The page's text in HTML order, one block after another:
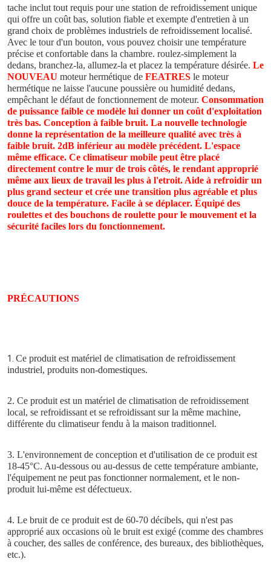
tache inclut tout requis pour une station de refroidissement unique
qui offre un coût bas, solution fiable et exempte d'entretien à un
grand choix de problèmes industriels de refroidissement localisé.
Avec le tour d'un bouton, vous pouvez choisir une température
précise et confortable dans la chambre. roulez-simplement la
dedans, branchez-la, allumez-la et placez la température désirée. Le
NOUVEAU moteur hermétique de FEATRES le moteur
hermétique ne laisse l'aucune poussière ou humidité dedans,
empêchant le défaut de fonctionnement de moteur. Consommation
de puissance faible ce modèle lui donner un coût d'exploitation
très bas. Conception à faible bruit. La nouvelle technologie
donne la représentation de la meilleure qualité avec très à
faible bruit. 2dB inférieur au modèle précédent. L'espace
même efficace. Ce climatiseur mobile peut être placé
directement contre le mur de trois côtés, le rendant approprié
même aux lieux de travail les plus à l'etroit. Aide à refroidir un
plus grand secteur et crée une transition plus agréable et plus
douce de la température. Facile à se déplacer. Équipé des
roulettes et des bouchons de roulette pour le mouvement et la
sécurité faciles lors du fonctionnement.
PRÉCAUTIONS
1. Ce produit est matériel de climatisation de refroidissement
industriel, produits non-domestiques.
2. Ce produit est un matériel de climatisation de refroidissement
local, se refroidissant et se refroidissant sur la même machine,
différente du climatiseur fendu à la maison traditionnel.
3. L'environnement de conception et d'utilisation de ce produit est
18-45°C. Au-dessous ou au-dessus de cette température ambiante,
l'équipement ne peut pas fonctionner normalement, et le non-
produit lui-même est défectueux.
4. Le bruit de ce produit est de 60-70 décibels, qui n'est pas
approprié aux occasions où le bruit est exigé (comme des chambres
à coucher, des salles de conférence, des bureaux, des bibliothèques,
etc.).